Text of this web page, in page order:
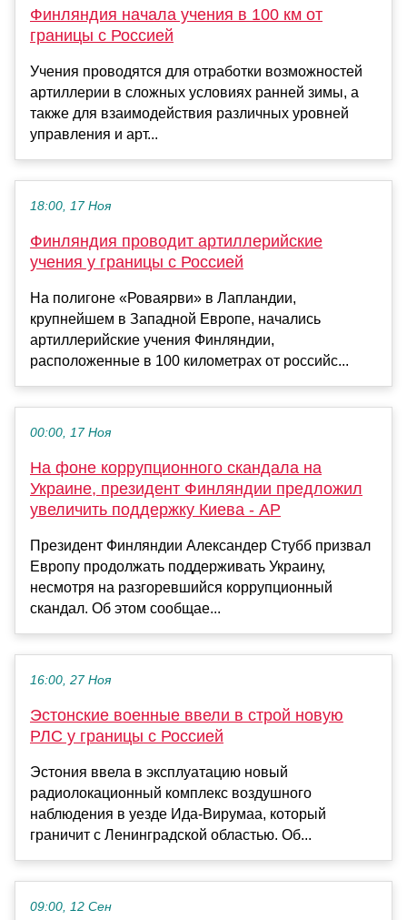
Финляндия начала учения в 100 км от
границы с Россией
Учения проводятся для отработки возможностей
артиллерии в сложных условиях ранней зимы, а
также для взаимодействия различных уровней
управления и арт...
18:00, 17 Ноя
Финляндия проводит артиллерийские
учения у границы с Россией
На полигоне «Роваярви» в Лапландии,
крупнейшем в Западной Европе, начались
артиллерийские учения Финляндии,
расположенные в 100 километрах от российс...
00:00, 17 Ноя
На фоне коррупционного скандала на
Украине, президент Финляндии предложил
увеличить поддержку Киева - AP
Президент Финляндии Александер Стубб призвал
Европу продолжать поддерживать Украину,
несмотря на разгоревшийся коррупционный
скандал. Об этом сообщае...
16:00, 27 Ноя
Эстонские военные ввели в строй новую
РЛС у границы с Россией
Эстония ввела в эксплуатацию новый
радиолокационный комплекс воздушного
наблюдения в уезде Ида-Вирумаа, который
граничит с Ленинградской областью. Об...
09:00, 12 Сен